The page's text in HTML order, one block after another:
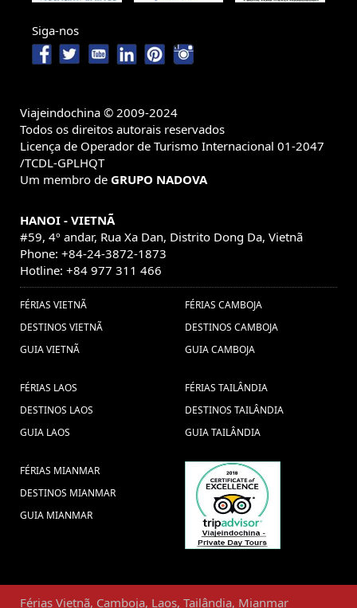
Siga-nos
Viajeindochina © 2009-2024
Todos os direitos autorais reservados
Licença de Operador de Turismo Internacional 01-2047
/TCDL-GPLHQT
Um membro de GRUPO NADOVA
HANOI - VIETNÃ
#59, 4º andar, Rua Xa Dan, Distrito Dong Da, Vietnã
Phone: +84-24-3872-1873
Hotline: +84 977 311 466
FÉRIAS VIETNÃ
DESTINOS VIETNÃ
GUIA VIETNÃ
FÉRIAS CAMBOJA
DESTINOS CAMBOJA
GUIA CAMBOJA
FÉRIAS LAOS
DESTINOS LAOS
GUIA LAOS
FÉRIAS TAILÂNDIA
DESTINOS TAILÂNDIA
GUIA TAILÂNDIA
FÉRIAS MIANMAR
DESTINOS MIANMAR
GUIA MIANMAR
Férias Vietnã, Camboja, Laos, Tailândia, Mianmar